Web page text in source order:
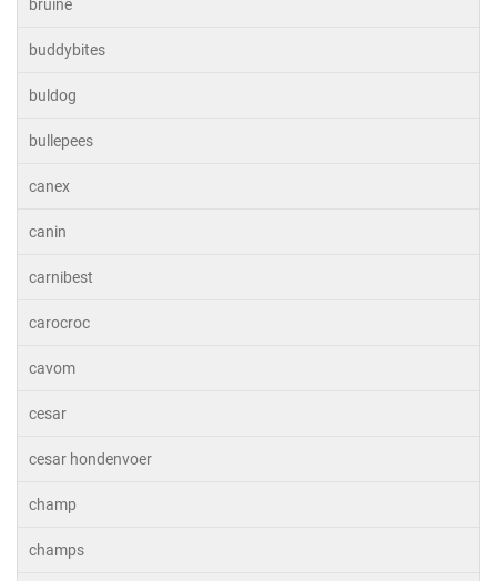
bruine
buddybites
buldog
bullepees
canex
canin
carnibest
carocroc
cavom
cesar
cesar hondenvoer
champ
champs